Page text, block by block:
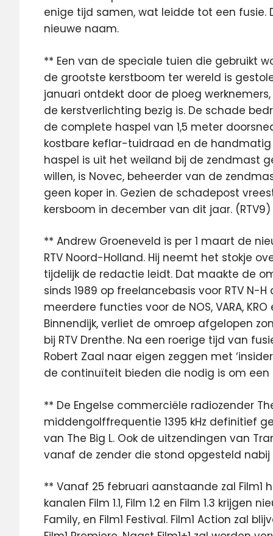
enige tijd samen, wat leidde tot een fusie.
nieuwe naam.
** Een van de speciale tuien die gebruikt
de grootste kerstboom ter wereld is
januari ontdekt door de ploeg
de kerstverlichting bezig is. De schade
de complete haspel van 1,5 meter
kostbare keflar-tuidraad en de
haspel is uit het weiland bij de zendmast
willen, is Novec, beheerder van de
geen koper in. Gezien de schadepost
kersboom in december van dit jaar. (RTV9)
** Andrew Groeneveld is per 1 maart de
RTV Noord-Holland. Hij neemt het stokje
tijdelijk de redactie leidt. Dat maakte de
sinds 1989 op freelancebasis voor RTV N-
meerdere functies voor de NOS, VARA,
Binnendijk, verliet de omroep afgelopen
bij RTV Drenthe. Na een roerige tijd van
Robert Zaal naar eigen zeggen met
de continuïteit bieden die nodig is om
** De Engelse commerciële radiozender
middengolffrequentie 1395 kHz definitief
van The Big L. Ook de uitzendingen van
vanaf de zender die stond opgesteld nabij
** Vanaf 25 februari aanstaande zal
kanalen Film 1.1, Film 1.2 en Film 1.3 krijgen
Family, en Film1 Festival. Film1 Action zal